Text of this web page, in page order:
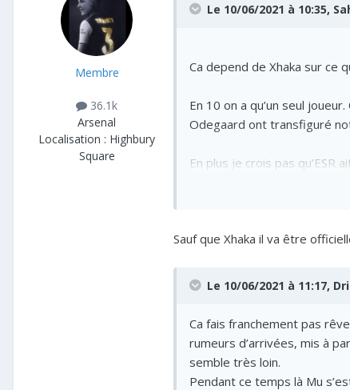
Membre
36.1k
Arsenal
Localisation : Highbury
Square
Le 10/06/2021 à 10:35,
Ca depend de Xhaka sur ce
En 10 on a qu’un seul
Odegaard ont transfiguré
En plus je crois pas qu’ESR
Après si on vend Xhaka un
Sauf que Xhaka il va être
Le 10/06/2021 à 11:17,
Ca fais franchement pas
rumeurs d’arrivées, mis à
semble très loin.
Pendant ce temps là Mu